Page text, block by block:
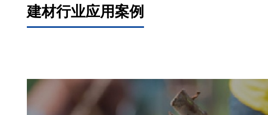
建材行业应用案例